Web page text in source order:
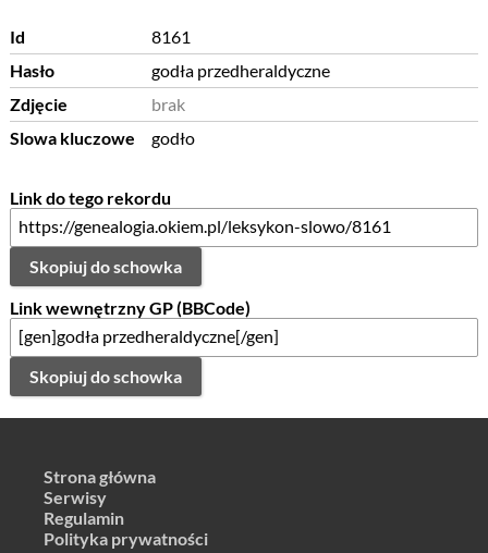
Id
8161
Hasło
godła przedheraldyczne
Zdjęcie
brak
Slowa kluczowe
godło
Link do tego rekordu
Skopiuj do schowka
Link wewnętrzny GP (BBCode)
Skopiuj do schowka
Strona główna
Serwisy
Regulamin
Polityka prywatności